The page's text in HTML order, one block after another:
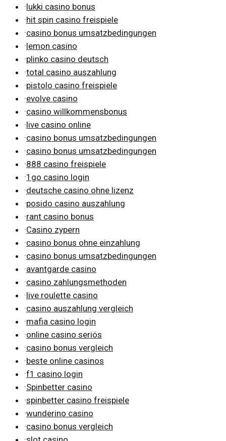
·lukki casino bonus
·hit spin casino freispiele
·casino bonus umsatzbedingungen
·lemon casino
·plinko casino deutsch
·total casino auszahlung
·pistolo casino freispiele
·evolve casino
·casino willkommensbonus
·live casino online
·casino bonus umsatzbedingungen
·casino bonus umsatzbedingungen
·888 casino freispiele
·1go casino login
·deutsche casino ohne lizenz
·posido casino auszahlung
·rant casino bonus
·Casino zypern
·casino bonus ohne einzahlung
·casino bonus umsatzbedingungen
·avantgarde casino
·casino zahlungsmethoden
·live roulette casino
·casino auszahlung vergleich
·mafia casino login
·online casino seriös
·casino bonus vergleich
·beste online casinos
·f1 casino login
·Spinbetter casino
·spinbetter casino freispiele
·wunderino casino
·casino bonus vergleich